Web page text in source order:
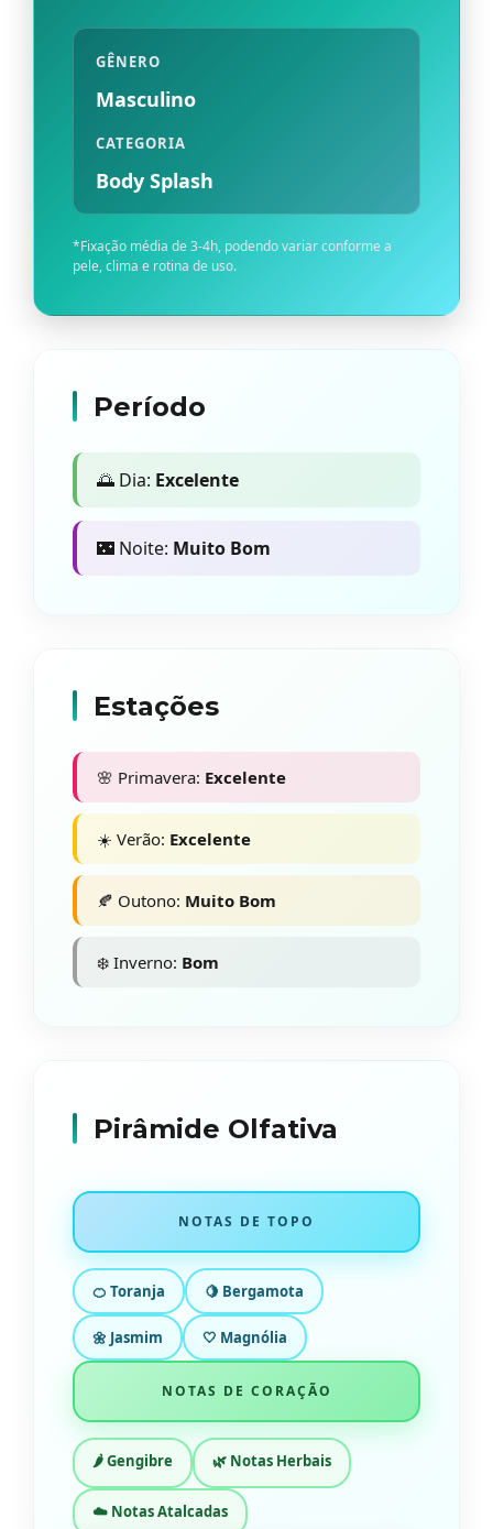
GÊNERO
Masculino
CATEGORIA
Body Splash
*Fixação média de 3-4h, podendo variar conforme a
pele, clima e rotina de uso.
Período
🌅 Dia: Excelente
🌃 Noite: Muito Bom
Estações
🌸 Primavera: Excelente
☀️ Verão: Excelente
🍂 Outono: Muito Bom
❄️ Inverno: Bom
Pirâmide Olfativa
NOTAS DE TOPO
🍊 Toranja 🍋 Bergamota
🌼 Jasmim 🤍 Magnólia
NOTAS DE CORAÇÃO
🌶️ Gengibre 🌿 Notas Herbais
☁️ Notas Atalcadas